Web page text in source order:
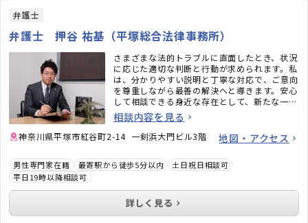
弁護士
弁護士 押谷 祐基（平塚総合法律事務所）
さまざまな法的トラブルに直面したとき、状況
に応じた適切な判断と行動が求められます。私
は、分かりやすい説明と丁寧な対応で、ご意向
を尊重しながら最善の解決へと導きます。安心
して相談できる身近な存在として、新たな一歩
を支えます。
相談内容を見る
神奈川県平塚市紅谷町2-14 一剣浜大門ビル3階 地図・アクセス
男性専門家在籍 最寄駅から徒歩5分以内
土日祝日相談可
平日19時以降相談可
詳しく見る